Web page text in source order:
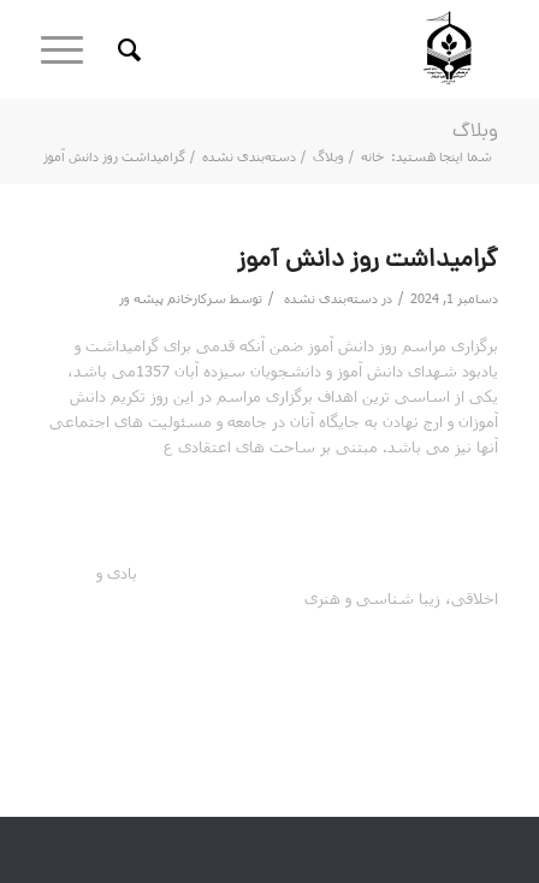
وبلاگ
شما اینجا هستید: خانه / وبلاگ / دسته‌بندی نشده / گرامیداشت روز دانش آموز
گرامیداشت روز دانش آموز
دسامبر 1, 2024 / در دسته‌بندی نشده / توسط سرکارخانم پیشه ور
برگزاری مراسم روز دانش آموز ضمن آنکه قدمی برای گرامیداشت و
یادبود شهدای دانش آموز و دانشجویان سیزده آبان 1357می باشد،
یکی از اساسی ترین اهداف برگزاری مراسم در این روز تکریم دانش
آموزان و ارج نهادن به جایگاه آنان در جامعه و مسئولیت های اجتماعی
آنها نیز می باشد. مبتنی بر ساحت های اعتقادی ع
بادی و
اخلاقی، زیبا شناسی و هنری